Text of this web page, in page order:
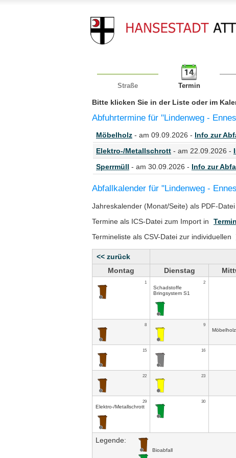
Straße Termin
Bitte klicken Sie in der Liste oder im
Abfuhrtermine für "Lindenweg -
Möbelholz - am 09.09.2026 - Info zur
Elektro-/Metallschrott - am 22.09.2026 -
Sperrmüll - am 30.09.2026 - Info zur
Abfallkalender für "Lindenweg -
Jahreskalender (Monat/Seite) als PDF-
Termine als ICS-Datei zum Import in
Termineliste als CSV-Datei zur individuellen
<< zurück
Montag
Dienstag
1 2
Schadstoffe
Bringsystem S1
8 9
Möbelholz
15 16
22 23
29
Elektro-/Metallschrott
30
Legende:
Bioabfall